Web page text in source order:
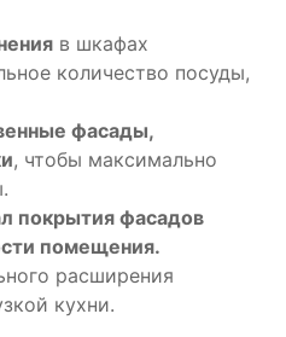
в шкафах
количество посуды,
фасады,
, чтобы максимально
покрытия фасадов
помещения.
расширения
кухни.